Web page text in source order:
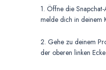
1. Öffne die
melde dich in deinem
2. Gehe zu deinem
der oberen linken